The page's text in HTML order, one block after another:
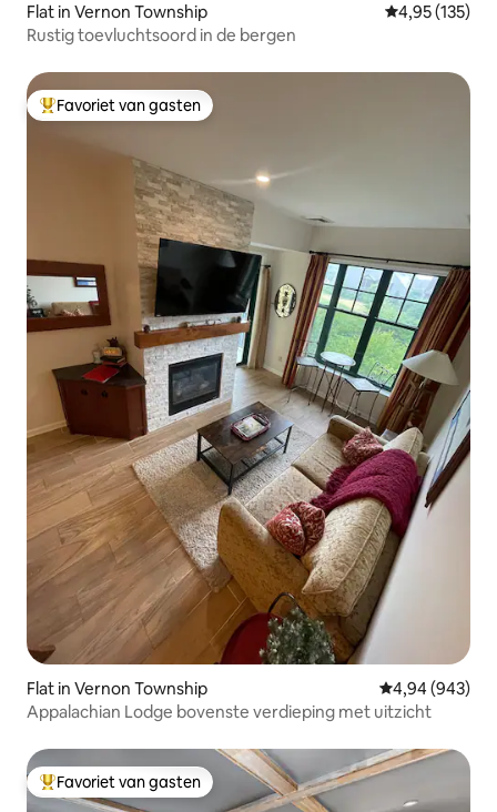
Flat in Vernon Township Gemiddelde
4,95 (135)
Rustig toevluchtsoord in de bergen
Topfavoriet van gasten
Favoriet van gasten
Flat in Vernon Township Gemiddelde
4,94 (943)
Appalachian Lodge bovenste verdieping met uitzicht
Topfavoriet van gasten
Favoriet van gasten